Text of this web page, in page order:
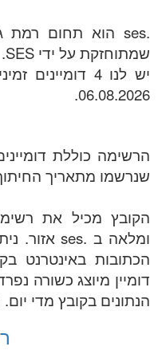
שמתוחזקת על ידי SES.
06.08.2026.
הרשימה כוללת
שנרשמו מתאריך
הקובץ מכיל את
הכתובות באינטרנט
דומיין מיוצג כשורה
הנתונים בקובץ מדי